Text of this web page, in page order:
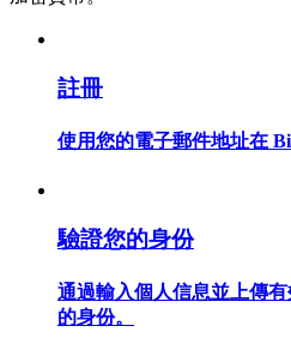
合約功能使用指南
註冊
使用您的電子郵件地址在
驗證您的身份
通過輸入個人信息並上傳
的身份。